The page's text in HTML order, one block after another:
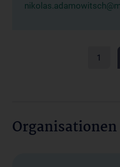
1
Organisationen